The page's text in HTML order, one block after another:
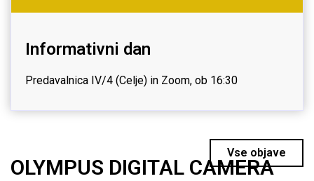
Informativni dan
Predavalnica IV/4 (Celje) in Zoom, ob 16:30
Vse objave
OLYMPUS DIGITAL CAMERA